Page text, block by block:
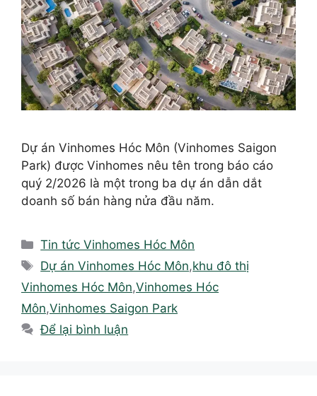
Dự án Vinhomes Hóc Môn (Vinhomes Saigon
Park) được Vinhomes nêu tên trong báo cáo
quý 2/2026 là một trong ba dự án dẫn dắt
doanh số bán hàng nửa đầu năm.
Danh
mục
Tin tức Vinhomes Hóc Môn
Thẻ
Dự án Vinhomes Hóc Môn,khu đô thị
Vinhomes Hóc Môn,Vinhomes Hóc
Môn,Vinhomes Saigon Park
Để lại bình luận